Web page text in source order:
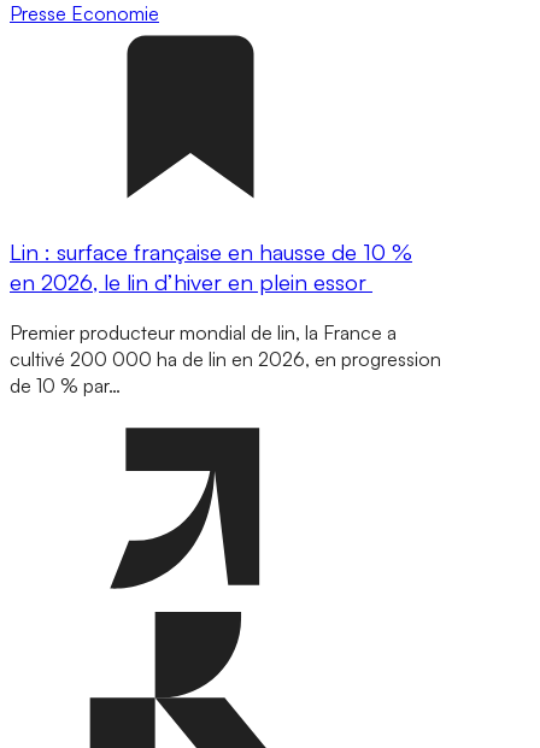
Presse Economie
Lin : surface française en hausse de 10 %
en 2026, le lin d’hiver en plein essor
Premier producteur mondial de lin, la France a
cultivé 200 000 ha de lin en 2026, en progression
de 10 % par…